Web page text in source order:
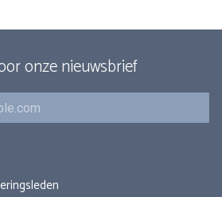
onze nieuwsbrief